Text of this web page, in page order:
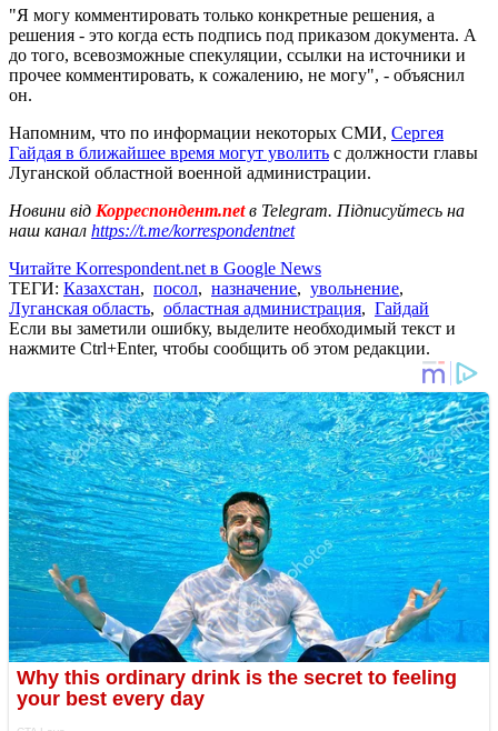
"Я могу комментировать только конкретные решения, а
решения - это когда есть подпись под приказом документа. А
до того, всевозможные спекуляции, ссылки на источники и
прочее комментировать, к сожалению, не могу", - объяснил
он.
Напомним, что по информации некоторых СМИ, Сергея
Гайдая в ближайшее время могут уволить с должности главы
Луганской областной военной администрации.
Новини від Корреспондент.netв Telegram. Підписуйтесь на
наш канал https://t.me/korrespondentnet
Читайте Korrespondent.net в Google News
ТЕГИ: Казахстан, посол, назначение, увольнение,
Луганская область, областная администрация, Гайдай
Если вы заметили ошибку, выделите необходимый текст и
нажмите Ctrl+Enter, чтобы сообщить об этом редакции.